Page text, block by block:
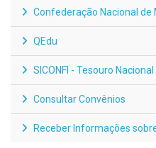
Confederação Nacional de
QEdu
SICONFI - Tesouro Nacional
Consultar Convênios
Receber Informações